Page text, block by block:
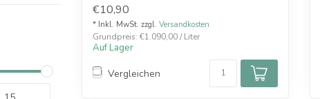
€10,90
* Inkl. MwSt. zzgl. Versandkosten
Grundpreis: €1.090,00 / Liter
Auf Lager
Vergleichen